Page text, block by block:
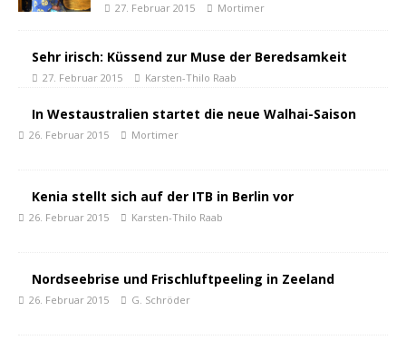
27. Februar 2015 Mortimer
Sehr irisch: Küssend zur Muse der Beredsamkeit
27. Februar 2015 Karsten-Thilo Raab
In Westaustralien startet die neue Walhai-Saison
26. Februar 2015 Mortimer
Kenia stellt sich auf der ITB in Berlin vor
26. Februar 2015 Karsten-Thilo Raab
Nordseebrise und Frischluftpeeling in Zeeland
26. Februar 2015 G. Schröder